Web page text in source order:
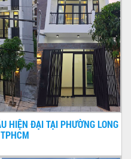
HIỆN ĐẠI TẠI PHƯỜNG LONG